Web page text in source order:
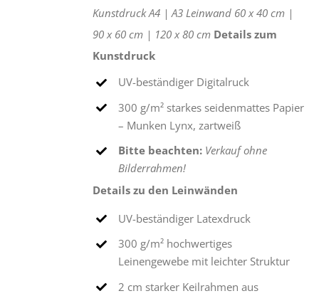
KunstdruckA4 |A3Leinwand 60 x 40 cm |
90 x 60 cm | 120 x 80 cm Details zum
Kunstdruck
UV-beständiger Digitalruck
300 g/m² starkes seidenmattes Papier
– Munken Lynx, zartweiß
Bitte beachten: Verkauf ohne
Bilderrahmen!
Details zu den Leinwänden
UV-beständiger Latexdruck
300 g/m² hochwertiges
Leinengewebe mit leichter Struktur
2 cm starker Keilrahmen aus